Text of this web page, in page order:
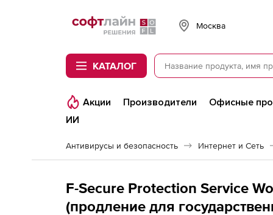
Softline
Москва
КАТАЛОГ
Акции Производители Офисные
ИИ
Антивирусы и безопасность Интернет и Сеть
F-Secure Protection Service
(продление для